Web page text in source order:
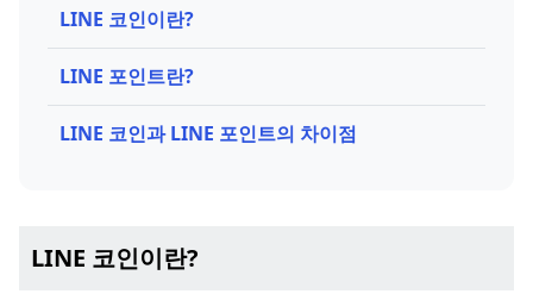
LINE 코인이란?
LINE 포인트란?
LINE 코인과 LINE 포인트의 차이점
LINE 코인이란?